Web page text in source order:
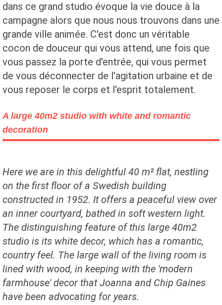
dans ce grand studio évoque la vie douce à la
campagne alors que nous nous trouvons dans une
grande ville animée. C'est donc un véritable
cocon de douceur qui vous attend, une fois que
vous passez la porte d'entrée, qui vous permet
de vous déconnecter de l'agitation urbaine et de
vous reposer le corps et l'esprit totalement.
A large 40m2 studio with white and romantic
decoration
Here we are in this delightful 40 m² flat, nestling
on the first floor of a Swedish building
constructed in 1952. It offers a peaceful view over
an inner courtyard, bathed in soft western light.
The distinguishing feature of this large 40m2
studio is its white decor, which has a romantic,
country feel. The large wall of the living room is
lined with wood, in keeping with the 'modern
farmhouse' decor that Joanna and Chip Gaines
have been advocating for years.